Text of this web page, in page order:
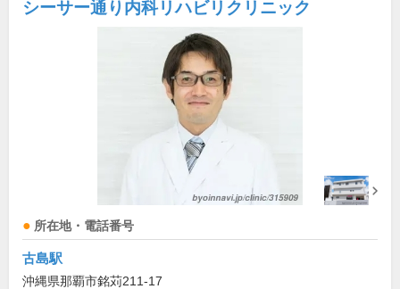
シーサー通り内科リハビリクリニック
所在地・電話番号
古島駅
沖縄県那覇市銘苅211-17